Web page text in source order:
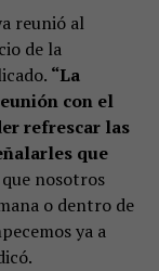
reunió al
de la
“La
con el
refrescar las
que
nosotros
o dentro de
ya a